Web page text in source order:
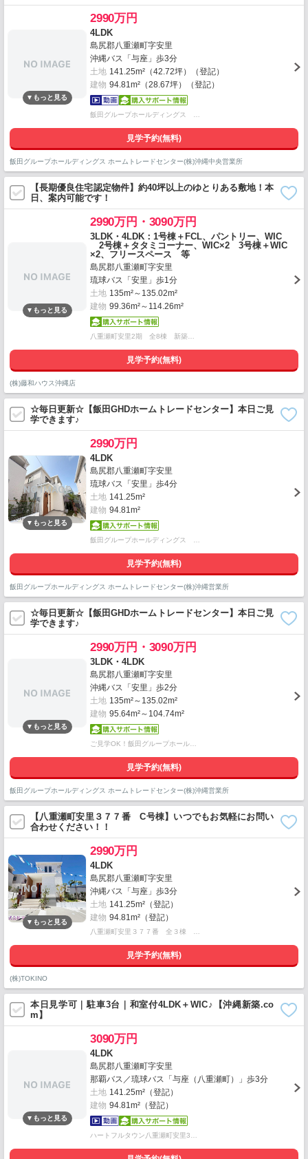
2990万円
4LDK
島尻郡八重瀬町字安里
沖縄バス「与座」歩3分
土地 141.25m²（42.72坪）（登記）
建物 94.81m²（28.67坪）（登記）
飯田グループホールディングス …
見学予約(無料)
飯田グループホールディングス ホームトレードセンター(株)沖縄中央営業所
【長期優良住宅認定物件】約40坪以上のゆとりある敷地！本
日、案内可能です！
2990万円・3090万円
3LDK・4LDK：1号棟＋FCL、パントリー、WIC
2号棟＋タタミコーナー、WIC×2 3号棟＋WIC
×2、フリースペース 等
島尻郡八重瀬町字安里
琉球バス「安里」歩1分
土地 135m²～135.02m²
建物 99.36m²～114.26m²
八重瀬町安里2期 全8棟 新築…
見学予約(無料)
(株)藤和ハウス沖縄店
☆毎日更新☆【飯田GHDホームトレードセンター】本日ご見
学できます♪
2990万円
4LDK
島尻郡八重瀬町字安里
琉球バス「安里」歩4分
土地 141.25m²
建物 94.81m²
飯田グループホールディングス …
見学予約(無料)
飯田グループホールディングス ホームトレードセンター(株)沖縄営業所
☆毎日更新☆【飯田GHDホームトレードセンター】本日ご見
学できます♪
2990万円・3090万円
3LDK・4LDK
島尻郡八重瀬町字安里
沖縄バス「安里」歩2分
土地 135m²～135.02m²
建物 95.64m²～104.74m²
ご見学OK！飯田グループホール…
見学予約(無料)
飯田グループホールディングス ホームトレードセンター(株)沖縄営業所
【八重瀬町安里３７７番 C号棟】いつでもお気軽にお問い
合わせください！！
2990万円
4LDK
島尻郡八重瀬町字安里
沖縄バス「与座」歩3分
土地 141.25m²（登記）
建物 94.81m²（登記）
八重瀬町安里３７７番 全３棟 …
見学予約(無料)
(株)TOKINO
本日見学可｜駐車3台｜和室付4LDK＋WIC♪【沖縄新築.co
m】
3090万円
4LDK
島尻郡八重瀬町字安里
那覇バス／琉球バス「与座（八重瀬町）」歩3分
土地 141.25m²（登記）
建物 94.81m²（登記）
ハートフルタウン八重瀬町安里3…